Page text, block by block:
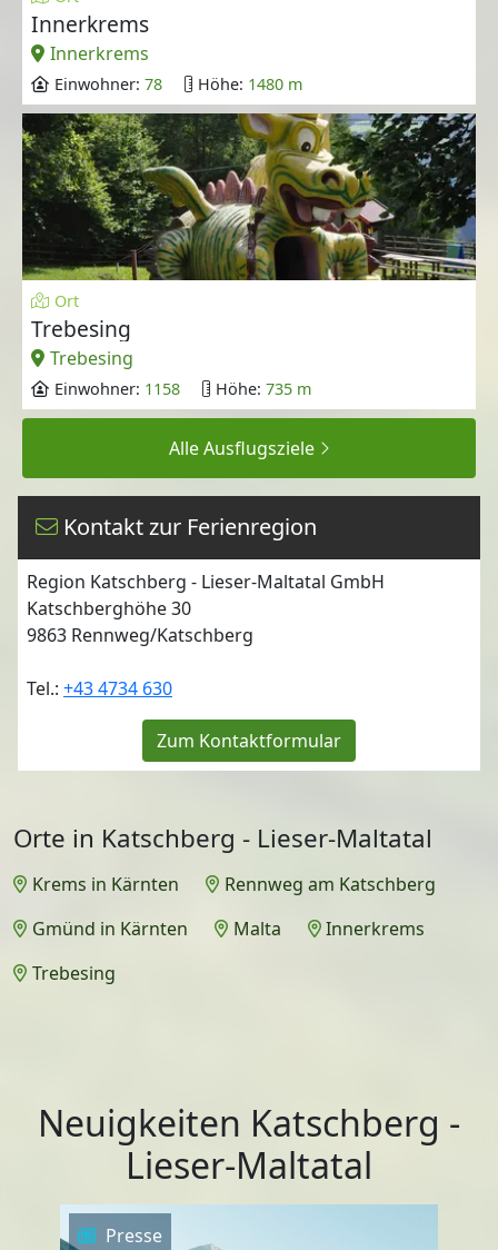
Innerkrems
Innerkrems
Einwohner: 78 Höhe: 1480 m
Ort
Trebesing
Trebesing
Einwohner: 1158 Höhe: 735 m
Alle Ausflugsziele
Kontakt zur Ferienregion
Region Katschberg - Lieser-Maltatal GmbH
Katschberghöhe 30
9863 Rennweg/Katschberg
Tel.: +43 4734 630
Zum Kontaktformular
Orte in Katschberg - Lieser-Maltatal
Krems in Kärnten
Rennweg am Katschberg
Gmünd in Kärnten
Malta
Innerkrems
Trebesing
Neuigkeiten Katschberg -
Lieser-Maltatal
Presse